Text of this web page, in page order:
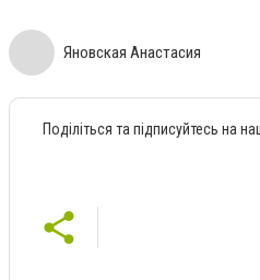
Яновская Анастасия
Поділіться та підписуйтесь на